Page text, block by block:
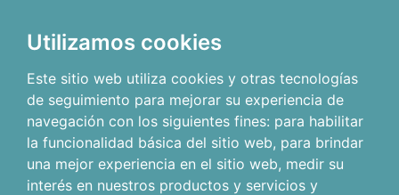
Utilizamos cookies
Este sitio web utiliza cookies y otras tecnologías
de seguimiento para mejorar su experiencia de
navegación con los siguientes fines: para habilitar
la funcionalidad básica del sitio web, para brindar
una mejor experiencia en el sitio web, medir su
interés en nuestros productos y servicios y